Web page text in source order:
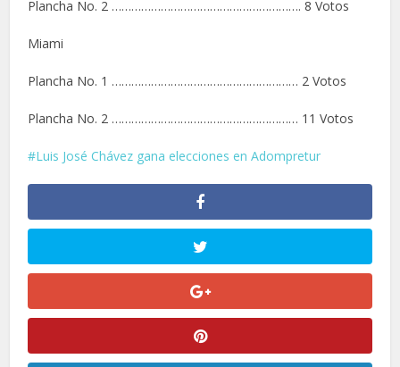
Plancha No. 2 …………………………………………………. 8 Votos
Miami
Plancha No. 1 ………………………………………………… 2 Votos
Plancha No. 2 ………………………………………………… 11 Votos
Luis José Chávez gana elecciones en Adompretur